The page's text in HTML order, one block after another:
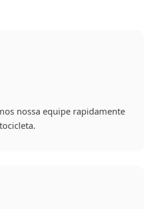
nossa equipe rapidamente